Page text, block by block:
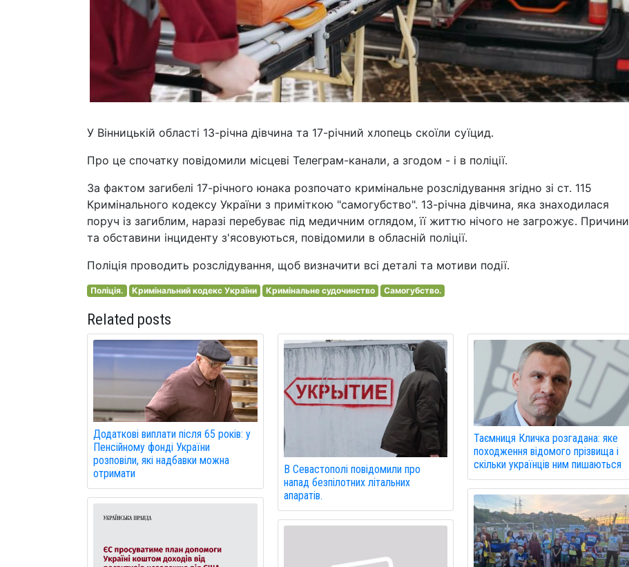
У Вінницькій області 13-річна дівчина та 17-річний хлопець скоїли суїцид.
Про це спочатку повідомили місцеві Телеграм-канали, а згодом - і в поліції.
За фактом загибелі 17-річного юнака розпочато кримінальне розслідування згідно зі ст. 115
Кримінального кодексу України з приміткою "самогубство". 13-річна дівчина, яка знаходилася
поруч із загиблим, наразі перебуває під медичним оглядом, її життю нічого не загрожує. Причини
та обставини інциденту з'ясовуються, повідомили в обласній поліції.
Поліція проводить розслідування, щоб визначити всі деталі та мотиви події.
Поліція. Кримінальний кодекс України Кримінальне судочинство Самогубство.
Related posts
Додаткові виплати після 65 років: у
Пенсійному фонді України
розповіли, які надбавки можна
отримати
В Севастополі повідомили про
напад безпілотних літальних
апаратів.
Таємниця Кличка розгадана: яке
походження відомого прізвища і
скільки українців ним пишаються